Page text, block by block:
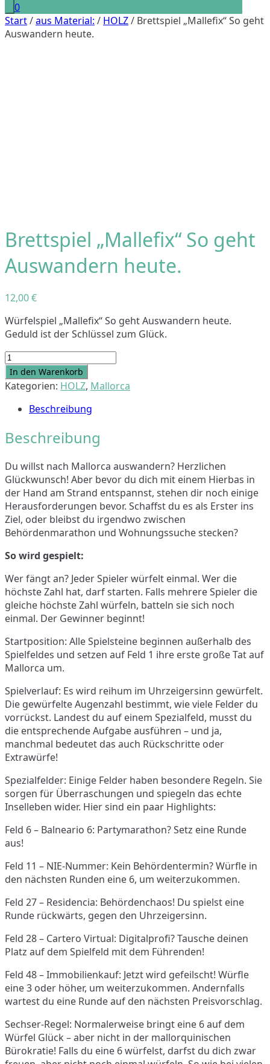
0
Start/aus Material: / HOLZ/ Brettspiel „Mallefix“ So geht
Auswandern heute.
Brettspiel „Mallefix“ So geht
Auswandern heute.
12,00€
Würfelspiel „Mallefix“ So geht Auswandern heute.
Geduld ist der Schlüssel zum Glück.
Brettspiel
"Mallefix"
So
Auswandern
Menge
In den Warenkorb
Kategorien: HOLZ, Mallorca
Beschreibung
Beschreibung
Du willst nach Mallorca auswandern? Herzlichen
Glückwunsch! Aber bevor du dich mit einem Hierbas in
der Hand am Strand entspannst, stehen dir noch einige
Herausforderungen bevor. Schaffst du es als Erster ins
Ziel, oder bleibst du irgendwo zwischen
Behördenmarathon und Wohnungssuche stecken?
So wird gespielt:
Wer fängt an? Jeder Spieler würfelt einmal. Wer die
höchste Zahl hat, darf starten. Falls mehrere Spieler die
gleiche höchste Zahl würfeln, batteln sie sich noch
einmal. Der Gewinner beginnt!
Startposition: Alle Spielsteine beginnen außerhalb des
Spielfeldes und setzen auf Feld 1 ihre erste große Tat auf
Mallorca um.
Spielverlauf: Es wird reihum im Uhrzeigersinn gewürfelt.
Die gewürfelte Augenzahl bestimmt, wie viele Felder du
vorrückst. Landest du auf einem Spezialfeld, musst du
die entsprechende Aufgabe ausführen – und ja,
manchmal bedeutet das auch Rückschritte oder
Extrawürfe!
Spezialfelder: Einige Felder haben besondere Regeln. Sie
sorgen für Überraschungen und spiegeln das echte
Inselleben wider. Hier sind ein paar Highlights:
Feld 6 – Balneario 6: Partymarathon? Setz eine Runde
aus!
Feld 11 – NIE-Nummer: Kein Behördentermin? Würfle in
den nächsten Runden eine 6, um weiterzukommen.
Feld 27 – Residencia: Behördenchaos! Du spielst eine
Runde rückwärts, gegen den Uhrzeigersinn.
Feld 28 – Cartero Virtual: Digitalprofi? Tausche deinen
Platz auf dem Spielfeld mit dem Führenden!
Feld 48 – Immobilienkauf: Jetzt wird gefeilscht! Würfle
eine 3 oder höher, um weiterzukommen. Andernfalls
wartest du eine Runde auf den nächsten Preisvorschlag.
Sechser-Regel: Normalerweise bringt eine 6 auf dem
Würfel Glück – aber nicht in der mallorquinischen
Bürokratie! Falls du eine 6 würfelst, darfst du dich zwar